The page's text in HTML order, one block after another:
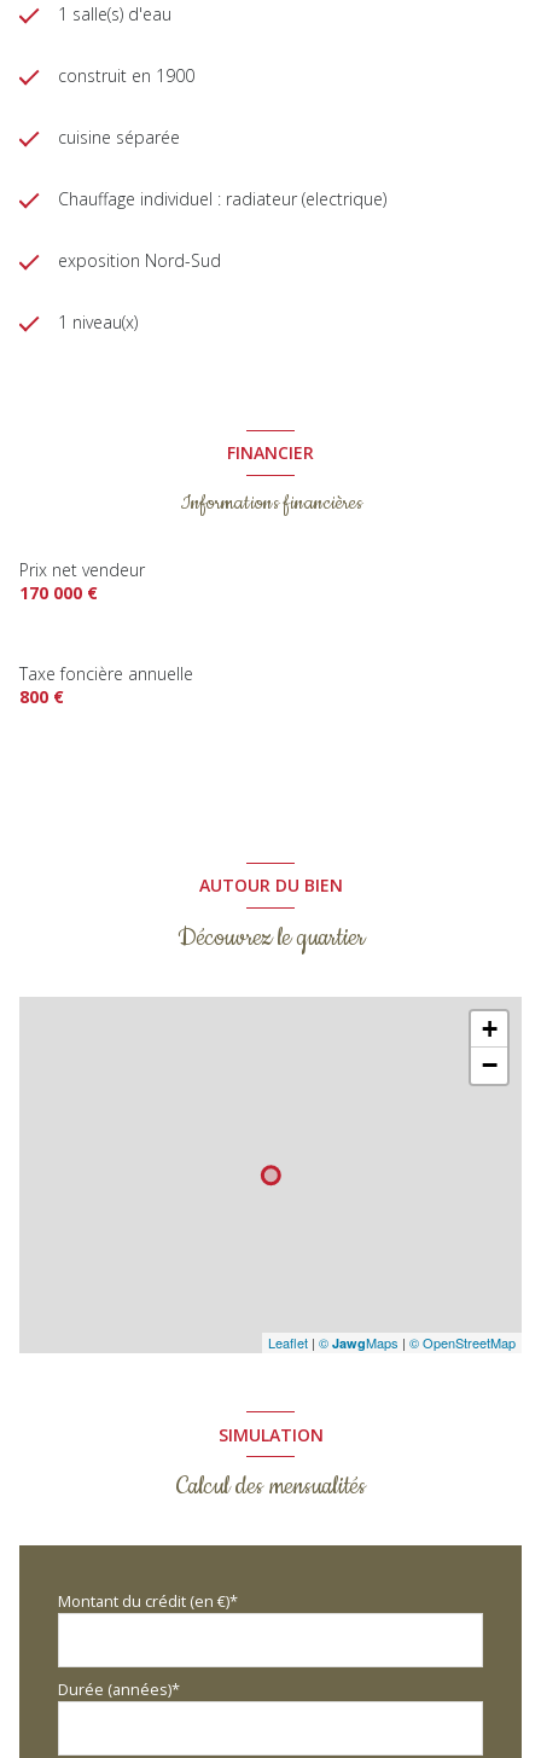
1 salle(s) d'eau
construit en 1900
cuisine séparée
Chauffage individuel : radiateur (electrique)
exposition Nord-Sud
1 niveau(x)
FINANCIER
Informations financières
Prix net vendeur
170 000 €
Taxe foncière annuelle
800 €
AUTOUR DU BIEN
Découvrez le quartier
+
−
Leaflet | © JawgMaps | © OpenStreetMap
SIMULATION
Calcul des mensualités
Montant du crédit (en €)*
Durée (années)*